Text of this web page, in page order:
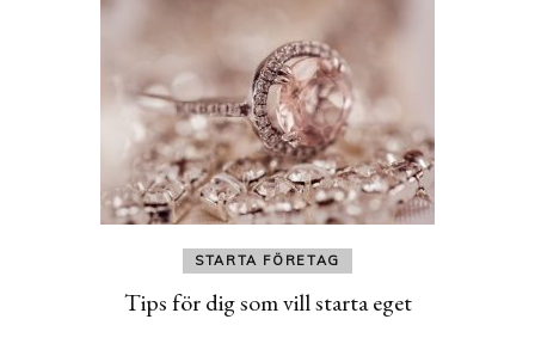
STARTA FÖRETAG
Tips för dig som vill starta eget